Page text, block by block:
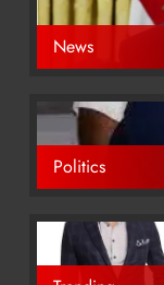
News
Politics